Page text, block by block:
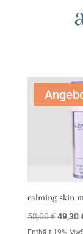
calming skin
58,00€
Preis
49,30
Enthält 19%